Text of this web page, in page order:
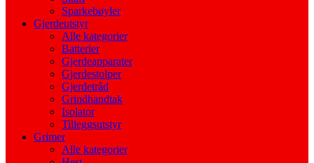
Sparkebøyler
Gjerdeutstyr
Alle kategorier
Batterier
Gjerdeapparater
Gjerdestolper
Gjerdetråd
Grindhandtak
Isolator
Tilleggsutstyr
Grimer
Alle kategorier